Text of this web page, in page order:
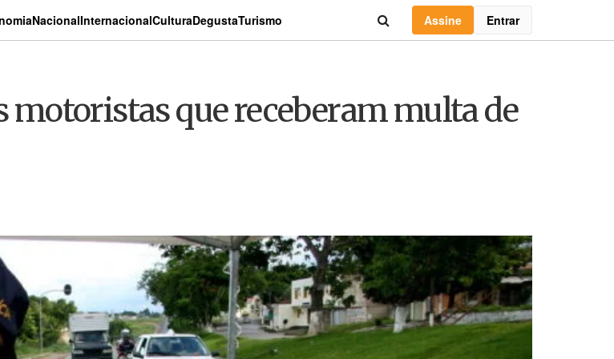
NacionalInternacionalCulturaDegustaTurismo Assine Entrar
motoristas que receberam multa de